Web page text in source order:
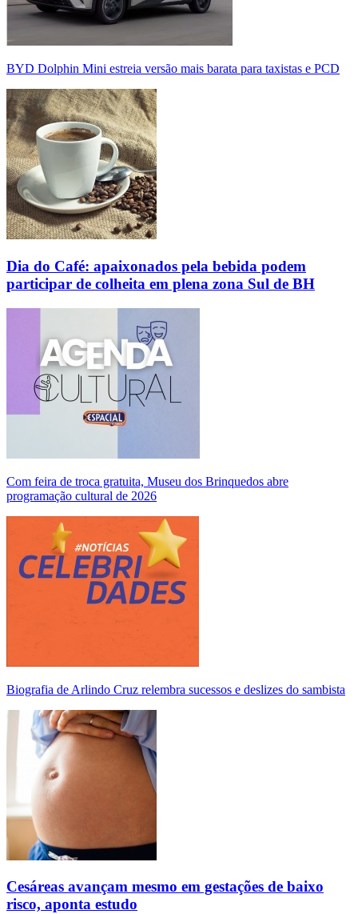
BYD Dolphin Mini estreia versão mais barata para taxistas e PCD
Dia do Café: apaixonados pela bebida podem
participar de colheita em plena zona Sul de BH
Com feira de troca gratuita, Museu dos Brinquedos abre
programação cultural de 2026
Biografia de Arlindo Cruz relembra sucessos e deslizes do sambista
Cesáreas avançam mesmo em gestações de baixo
risco, aponta estudo